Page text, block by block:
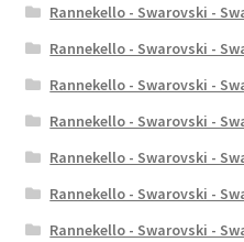
Rannekello - Swarovski -
Rannekello - Swarovski -
Rannekello - Swarovski -
Rannekello - Swarovski -
Rannekello - Swarovski -
Rannekello - Swarovski -
Rannekello - Swarovski -